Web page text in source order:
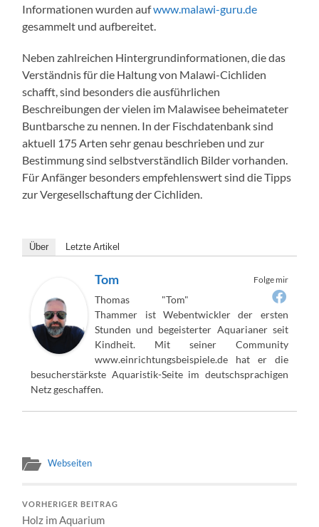
Informationen wurden aufwww.malawi-guru.de
gesammelt und aufbereitet.
Neben zahlreichen Hintergrundinformationen, die das
Verständnis für die Haltung von Malawi-Cichliden
schafft, sind besonders die ausführlichen
Beschreibungen der vielen im Malawisee beheimateter
Buntbarsche zu nennen. In der Fischdatenbank sind
aktuell 175 Arten sehr genau beschrieben und zur
Bestimmung sind selbstverständlich Bilder vorhanden.
Für Anfänger besonders empfehlenswert sind die Tipps
zur Vergesellschaftung der Cichliden.
Über Letzte Artikel
Folge mir
Tom
Thomas "Tom"
Thammer ist Webentwickler der ersten
Stunden und begeisterter Aquarianer seit
Kindheit. Mit seiner Community
www.einrichtungsbeispiele.de hat er die
besucherstärkste Aquaristik-Seite im deutschsprachigen
Netz geschaffen.
Webseiten
VORHERIGER BEITRAG
Holz im Aquarium